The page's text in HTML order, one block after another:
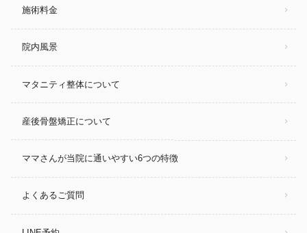
施術料金
院内風景
マタニティ整体について
産後骨盤矯正について
ママさんが当院に通いやすい6つの特徴
よくあるご質問